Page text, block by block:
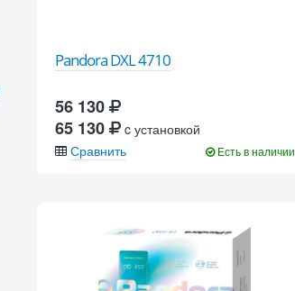
Pandora DXL 4710
56 130
65 130
c установкой
Сравнить
Есть в наличии